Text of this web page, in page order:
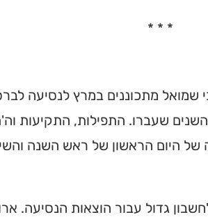
* * *
שמואל מתכוננים במרץ לנסיעה
שעברו. התפילות, התקיעות
של היום הראשון של ראש השנה
גדול עבור הוצאות הנסיעה.